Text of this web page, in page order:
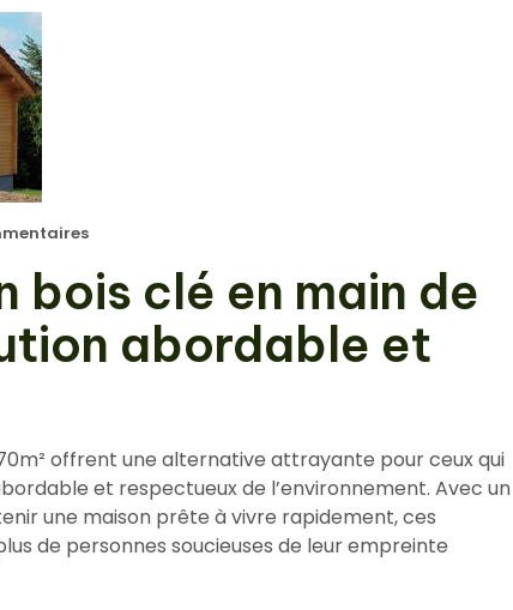
bois clé en main de
abordable et
offrent une alternative attrayante pour ceux qui
et respectueux de l’environnement. Avec un
une maison prête à vivre rapidement, ces
de personnes soucieuses de leur empreinte